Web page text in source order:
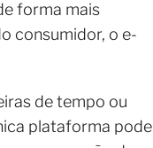
forma mais
consumidor, o e-
de tempo ou
plataforma pode